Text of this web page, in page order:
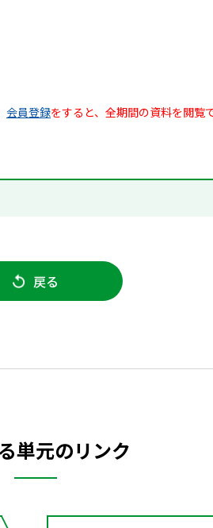
会員登録をすると、全期間の資料を閲覧
戻る
単元のリンク